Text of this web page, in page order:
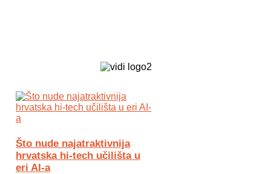
Što nude najatraktivnija
hrvatska hi-tech učilišta u
eri AI-a